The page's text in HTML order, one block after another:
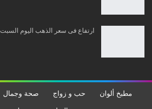
ارتفاع فى سعر الذهب اليوم السبت 12يوليو2025
مطبخ ألوان حب و زواج صحة وجمال